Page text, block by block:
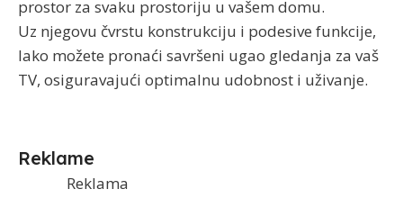
prostor za svaku prostoriju u vašem domu.
Uz njegovu čvrstu konstrukciju i podesive funkcije,
lako možete pronaći savršeni ugao gledanja za vaš
TV, osiguravajući optimalnu udobnost i uživanje.
Reklame
Reklama